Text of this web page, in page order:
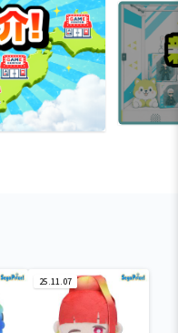
25.11.07